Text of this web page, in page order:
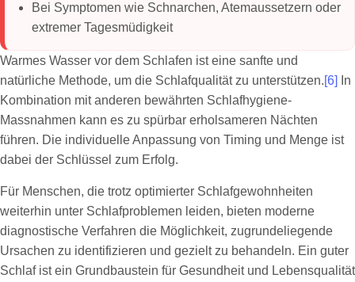
Bei Symptomen wie Schnarchen, Atemaussetzern oder
extremer Tagesmüdigkeit
Warmes Wasser vor dem Schlafen ist eine sanfte und
natürliche Methode, um die Schlafqualität zu unterstützen.[6]
In
Kombination mit anderen bewährten Schlafhygiene-
Massnahmen kann es zu spürbar erholsameren Nächten
führen. Die individuelle Anpassung von Timing und Menge ist
dabei der Schlüssel zum Erfolg.
Für Menschen, die trotz optimierter Schlafgewohnheiten
weiterhin unter Schlafproblemen leiden, bieten moderne
diagnostische Verfahren die Möglichkeit, zugrundeliegende
Ursachen zu identifizieren und gezielt zu behandeln. Ein guter
Schlaf ist ein Grundbaustein für Gesundheit und Lebensqualität